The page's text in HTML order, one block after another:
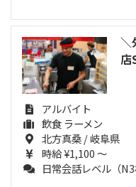
＼
店
アルバイト
飲食 ラーメン
北方真桑 / 岐阜県
時給 ¥1,100 ～
日常会話レベル（N3